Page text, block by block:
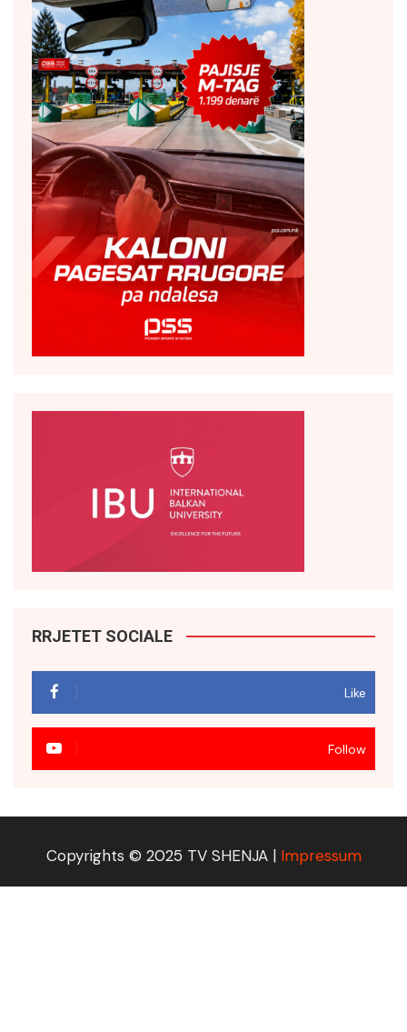
RRJETET SOCIALE
Like
Follow
Copyrights © 2025 TV SHENJA | Impressum